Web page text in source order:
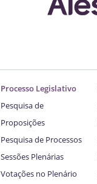
Processo Legislativo
Pesquisa de
Proposições
Pesquisa de Processos
Sessões Plenárias
Votações no Plenário